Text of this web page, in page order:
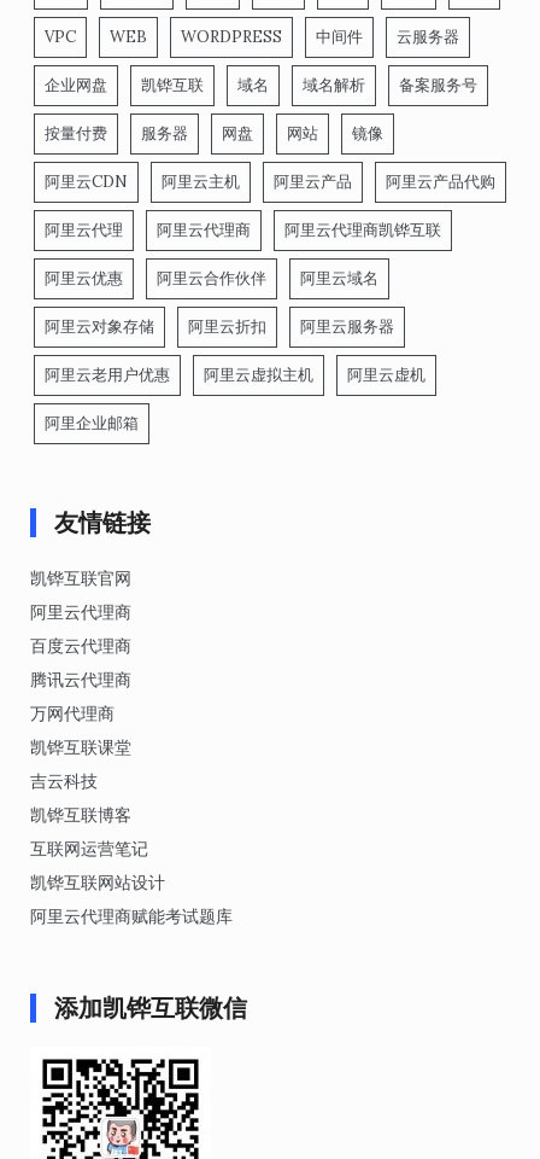
VPC WEB WORDPRESS 中间件 云服务器
企业网盘 凯铧互联 域名 域名解析 备案服务号
按量付费 服务器 网盘 网站 镜像
阿里云CDN 阿里云主机 阿里云产品 阿里云产品代购
阿里云代理 阿里云代理商 阿里云代理商凯铧互联
阿里云优惠 阿里云合作伙伴 阿里云域名
阿里云对象存储 阿里云折扣 阿里云服务器
阿里云老用户优惠 阿里云虚拟主机 阿里云虚机
阿里企业邮箱
友情链接
凯铧互联官网
阿里云代理商
百度云代理商
腾讯云代理商
万网代理商
凯铧互联课堂
吉云科技
凯铧互联博客
互联网运营笔记
凯铧互联网站设计
阿里云代理商赋能考试题库
添加凯铧互联微信